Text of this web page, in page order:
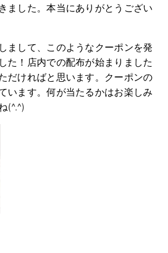
ました。本当にありがとうござい
まして、このようなクーポンを発
た！店内での配布が始まりました
だければと思います。クーポンの
います。何が当たるかはお楽しみ
(^.^)